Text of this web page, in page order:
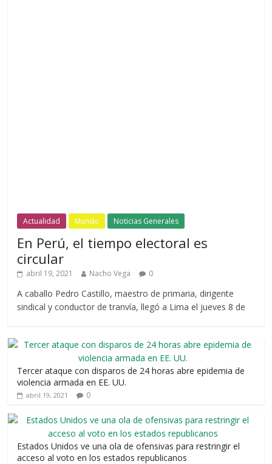
Actualidad Mundo Noticias Generales
En Perú, el tiempo electoral es
circular
abril 19, 2021 Nacho Vega 0
A caballo Pedro Castillo, maestro de primaria, dirigente
sindical y conductor de tranvía, llegó a Lima el jueves 8 de
Tercer ataque con disparos de 24 horas abre epidemia de
violencia armada en EE. UU.
abril 19, 2021 0
Estados Unidos ve una ola de ofensivas para restringir el
acceso al voto en los estados republicanos